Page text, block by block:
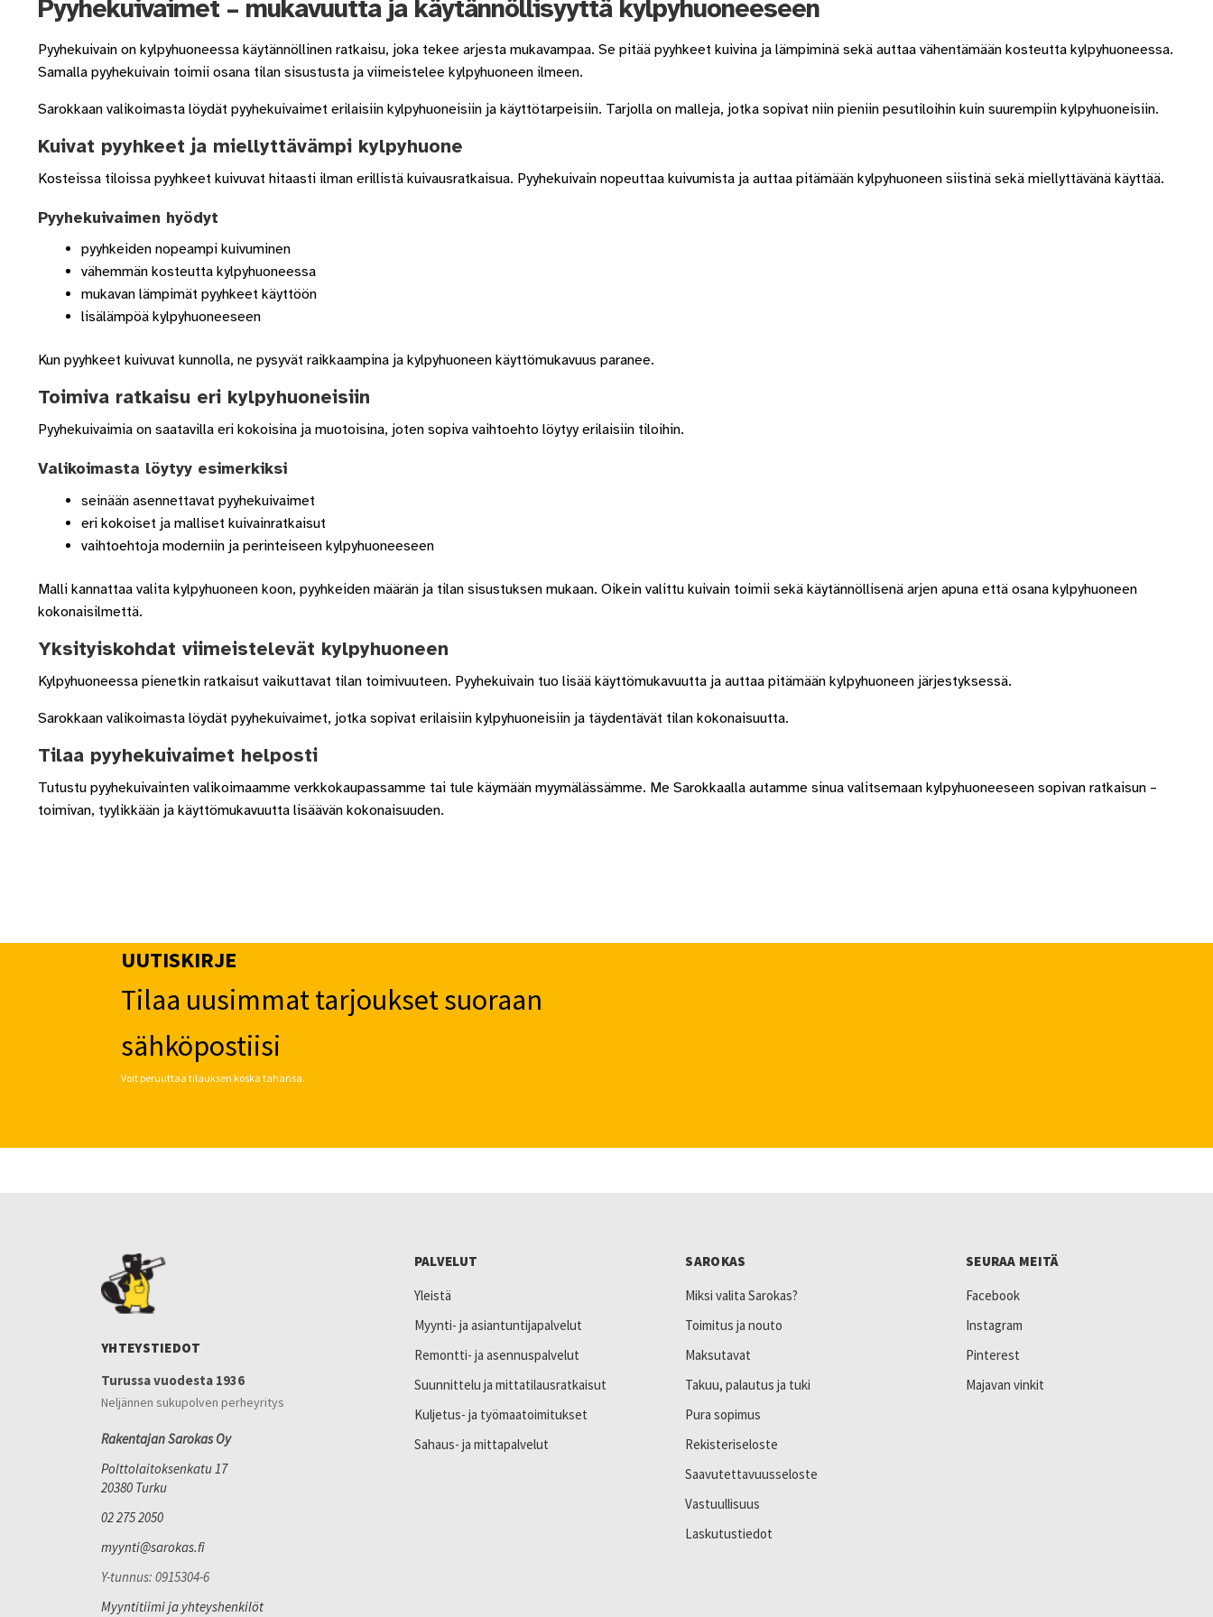
Toimitustavat- ja kulutTummuneet tai kuivat lauteet? Näin saat saunan puupinnat taas siisteiksiUsein kysytyt kysymykset (FAQ)
Pyyhekuivaimet – mukavuutta ja käytännöllisyyttä kylpyhuoneeseen
Pyyhekuivain on kylpyhuoneessa käytännöllinen ratkaisu, joka tekee arjesta mukavampaa. Se pitää pyyhkeet kuivina ja lämpiminä sekä auttaa vähentämään kosteutta kylpyhuoneessa.
Samalla pyyhekuivain toimii osana tilan sisustusta ja viimeistelee kylpyhuoneen ilmeen.
Sarokkaan valikoimasta löydät pyyhekuivaimet erilaisiin kylpyhuoneisiin ja käyttötarpeisiin. Tarjolla on malleja, jotka sopivat niin pieniin pesutiloihin kuin suurempiin kylpyhuoneisiin.
Kuivat pyyhkeet ja miellyttävämpi kylpyhuone
Kosteissa tiloissa pyyhkeet kuivuvat hitaasti ilman erillistä kuivausratkaisua. Pyyhekuivain nopeuttaa kuivumista ja auttaa pitämään kylpyhuoneen siistinä sekä miellyttävänä käyttää.
Pyyhekuivaimen hyödyt
pyyhkeiden nopeampi kuivuminen
vähemmän kosteutta kylpyhuoneessa
mukavan lämpimät pyyhkeet käyttöön
lisälämpöä kylpyhuoneeseen
Kun pyyhkeet kuivuvat kunnolla, ne pysyvät raikkaampina ja kylpyhuoneen käyttömukavuus paranee.
Toimiva ratkaisu eri kylpyhuoneisiin
Pyyhekuivaimia on saatavilla eri kokoisina ja muotoisina, joten sopiva vaihtoehto löytyy erilaisiin tiloihin.
Valikoimasta löytyy esimerkiksi
seinään asennettavat pyyhekuivaimet
eri kokoiset ja malliset kuivainratkaisut
vaihtoehtoja moderniin ja perinteiseen kylpyhuoneeseen
Malli kannattaa valita kylpyhuoneen koon, pyyhkeiden määrän ja tilan sisustuksen mukaan. Oikein valittu kuivain toimii sekä käytännöllisenä arjen apuna että osana kylpyhuoneen
kokonaisilmettä.
Yksityiskohdat viimeistelevät kylpyhuoneen
Kylpyhuoneessa pienetkin ratkaisut vaikuttavat tilan toimivuuteen. Pyyhekuivain tuo lisää käyttömukavuutta ja auttaa pitämään kylpyhuoneen järjestyksessä.
Sarokkaan valikoimasta löydät pyyhekuivaimet, jotka sopivat erilaisiin kylpyhuoneisiin ja täydentävät tilan kokonaisuutta.
Tilaa pyyhekuivaimet helposti
Tutustu pyyhekuivainten valikoimaamme verkkokaupassamme tai tule käymään myymälässämme. Me Sarokkaalla autamme sinua valitsemaan kylpyhuoneeseen sopivan ratkaisun –
toimivan, tyylikkään ja käyttömukavuutta lisäävän kokonaisuuden.
UUTISKIRJE
Tilaa uusimmat tarjoukset suoraan
sähköpostiisi
Voit peruuttaa tilauksen koska tahansa.
YHTEYSTIEDOT
Turussa vuodesta 1936
Neljännen sukupolven perheyritys
Rakentajan Sarokas Oy
Polttolaitoksenkatu 17
20380 Turku
02 275 2050
myynti@sarokas.fi
Y-tunnus: 0915304-6
Myyntitiimi ja yhteyshenkilöt
PALVELUT
Yleistä
Myynti- ja asiantuntijapalvelut
Remontti- ja asennuspalvelut
Suunnittelu ja mittatilausratkaisut
Kuljetus- ja työmaatoimitukset
Sahaus- ja mittapalvelut
SAROKAS
Miksi valita Sarokas?
Toimitus ja nouto
Maksutavat
Takuu, palautus ja tuki
Pura sopimus
Rekisteriseloste
Saavutettavuusseloste
Vastuullisuus
Laskutustiedot
SEURAA MEITÄ
Facebook
Instagram
Pinterest
Majavan vinkit